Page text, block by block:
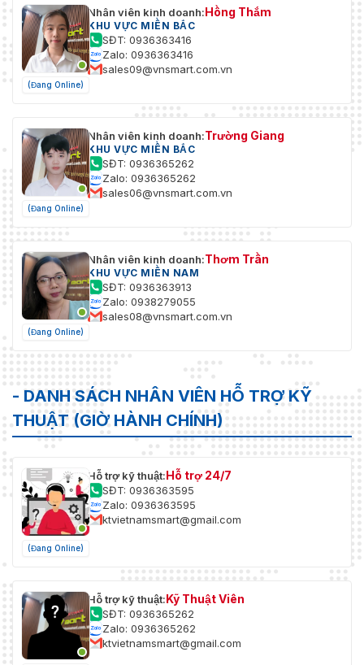
Độ ẩm lưu trữ 30%–75%
(Đang Online)
Nhân viên kinh doanh:Hồng Thắm
KHU VỰC MIỀN BẮC
SĐT: 0936363416
Zalo: 0936363416
sales09@vnsmart.com.vn
(Đang Online)
Nhân viên kinh doanh:Trường Giang
KHU VỰC MIỀN BẮC
SĐT: 0936365262
Zalo: 0936365262
sales06@vnsmart.com.vn
(Đang Online)
Nhân viên kinh doanh:Thơm Trần
KHU VỰC MIỀN NAM
SĐT: 0936363913
Zalo: 0938279055
sales08@vnsmart.com.vn
- DANH SÁCH NHÂN VIÊN HỖ TRỢ KỸ
THUẬT (GIỜ HÀNH CHÍNH)
(Đang Online)
Hỗ trợ kỹ thuật:Hỗ trợ 24/7
SĐT: 0936363595
Zalo: 0936363595
ktvietnamsmart@gmail.com
Hỗ trợ kỹ thuật:Kỹ Thuật Viên
SĐT: 0936365262
Zalo: 0936365262
ktvietnamsmart@gmail.com